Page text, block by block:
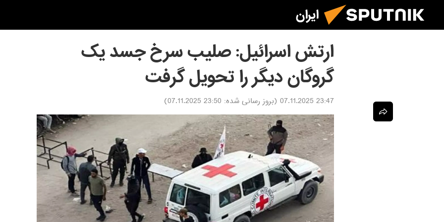
ایران
ارتش اسرائیل: صلیب سرخ جسد یک
گروگان دیگر را تحویل گرفت
23:47 07.11.2025 (بروز رسانی شده: 23:50 07.11.2025
)